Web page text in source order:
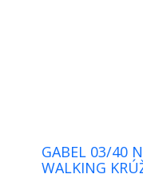
GABEL 03/40
WALKING